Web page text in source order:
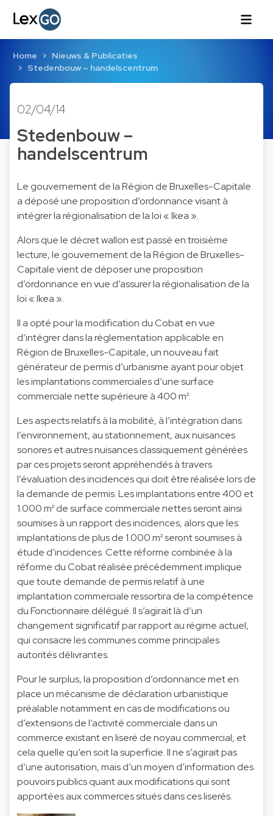
Home
Nieuws & Publicaties
Stedenbouw – handelscentrum
02/04/14
Stedenbouw –
handelscentrum
Le gouvernement de la Région de Bruxelles-Capitale
a déposé une proposition d’ordonnance visant à
intégrer la régionalisation de la loi « Ikea ».
Alors que le décret wallon est passé en troisième
lecture, le gouvernement de la Région de Bruxelles-
Capitale vient de déposer une proposition
d’ordonnance en vue d’assurer la régionalisation de la
loi « Ikea ».
Il a opté pour la modification du Cobat en vue
d’intégrer dans la réglementation applicable en
Région de Bruxelles-Capitale, un nouveau fait
générateur de permis d’urbanisme ayant pour objet
les implantations commerciales d’une surface
commerciale nette supérieure à 400 m².
Les aspects relatifs à la mobilité, à l’intégration dans
l’environnement, au stationnement, aux nuisances
sonores et autres nuisances classiquement générées
par ces projets seront appréhendés à travers
l’évaluation des incidences qui doit être réalisée lors de
la demande de permis. Les implantations entre 400 et
1.000 m² de surface commerciale nettes seront ainsi
soumises à un rapport des incidences, alors que les
implantations de plus de 1.000 m² seront soumises à
étude d’incidences. Cette réforme combinée à la
réforme du Cobat réalisée précédemment implique
que toute demande de permis relatif à une
implantation commerciale ressortira de la compétence
du Fonctionnaire délégué. Il s’agirait là d’un
changement significatif par rapport au régime actuel,
qui consacre les communes comme principales
autorités délivrantes.
Pour le surplus, la proposition d’ordonnance met en
place un mécanisme de déclaration urbanistique
préalable notamment en cas de modifications ou
d’extensions de l’activité commerciale dans un
commerce existant en liseré de noyau commercial, et
cela quelle qu’en soit la superficie. Il ne s’agirait pas
d’une autorisation, mais d’un moyen d’information des
pouvoirs publics quant aux modifications qui sont
apportées aux commerces situés dans ces liserés.